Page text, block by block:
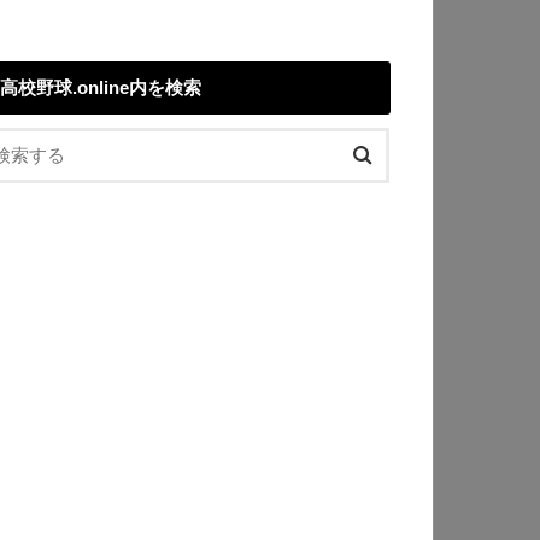
高校野球.online内を検索